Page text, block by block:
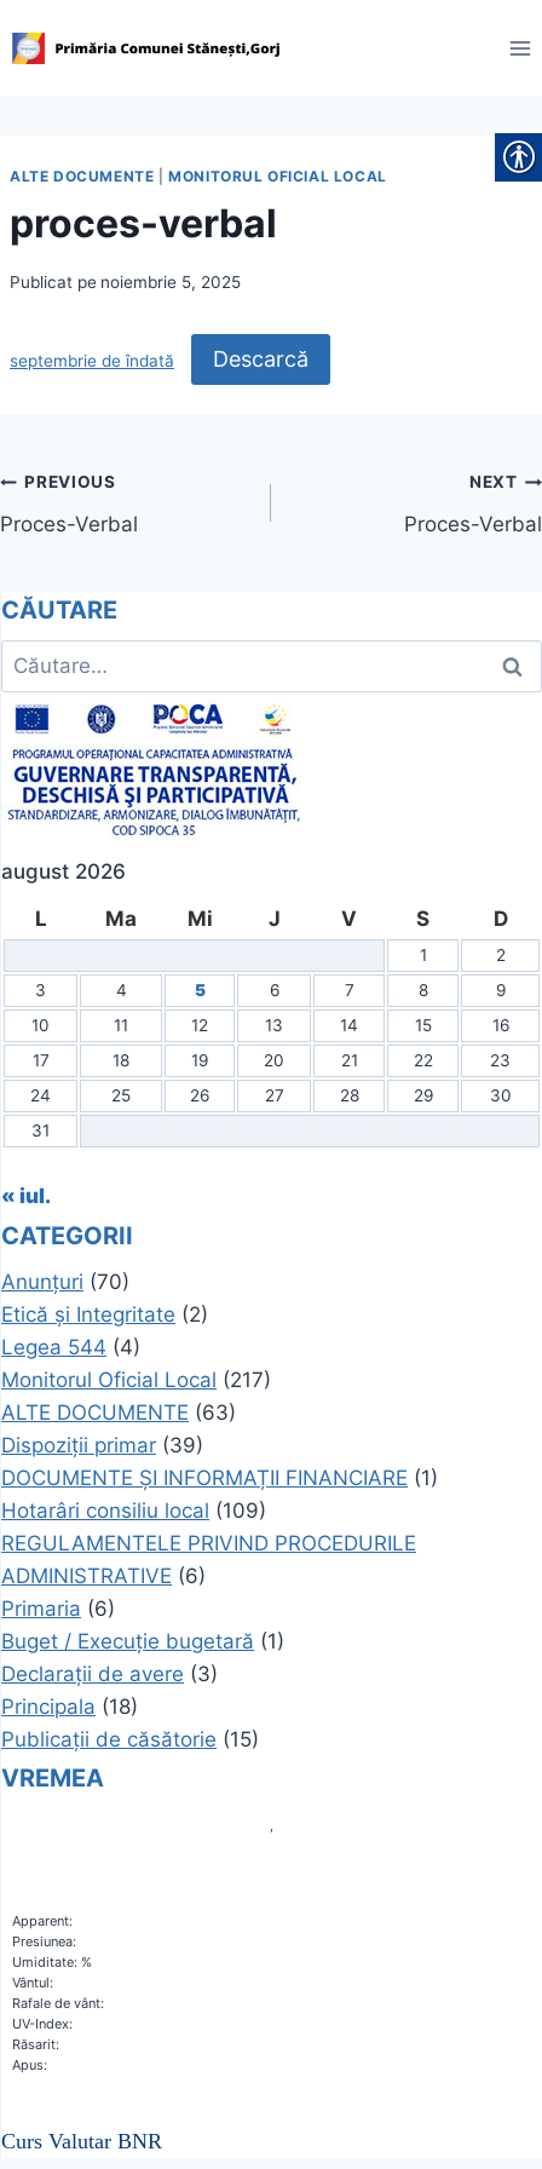
to
ALTE DOCUMENTE |MONITORUL OFICIAL LOCAL
proces-verbal
Publicat pe noiembrie 5, 2025
septembrie de îndată Descarcă
Navigare
în
articole
PREVIOUS
Proces-Verbal
NEXT
Proces-Verbal
CĂUTARE
Caută
după:
august 2026
L
Ma Mi J V S D
1
2
3
4 5 6 7 8
9
10
11 12 13 14 15
16
17
18 19 20 21 22
23
24
25 26 27 28 29
30
31
« iul.
CATEGORII
Anunțuri (70)
Etică și Integritate (2)
Legea 544 (4)
Monitorul Oficial Local (217)
ALTE DOCUMENTE (63)
Dispoziții primar (39)
DOCUMENTE ȘI INFORMAȚII FINANCIARE (1)
Hotarâri consiliu local (109)
REGULAMENTELE PRIVIND PROCEDURILE
ADMINISTRATIVE (6)
Primaria (6)
Buget / Execuție bugetară (1)
Declarații de avere (3)
Principala (18)
Publicații de căsătorie (15)
VREMEA
,
Apparent:
Presiunea:
Umiditate: %
Vântul:
Rafale de vânt:
UV-Index:
Răsarit:
Apus:
Curs Valutar BNR